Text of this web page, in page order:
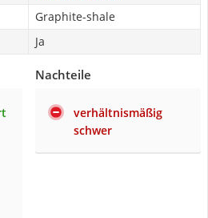
Graphite-shale
Ja
Nachteile
verhältnismäßig
schwer